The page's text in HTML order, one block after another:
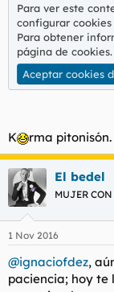
Para ver este
configurar cookies
Para obtener
página de cookies.
Aceptar cookies
K rma pitonisón.
El bedel
MUJER
1 Nov 2016
@ignaciofdez,
paciencia; hoy te